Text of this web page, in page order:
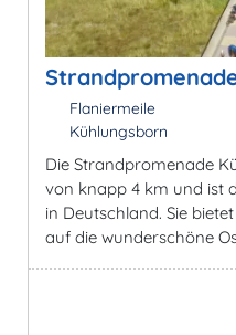
Flaniermeile
Kühlungsborn
Die Strandpromenade
von knapp 4 km und ist
in Deutschland. Sie
auf die wunderschöne